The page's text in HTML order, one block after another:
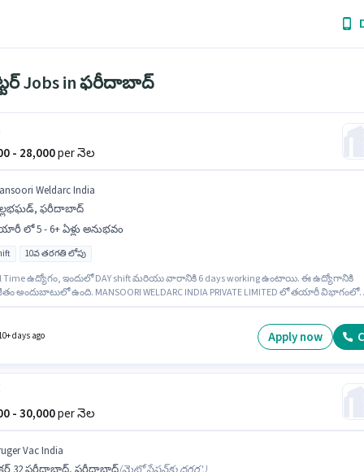
Jobs in ఫరీదాబాద్
- 28,000per నెల
Weldarc India
ఫరీదాబాద్
లో 5 - 6+ ఏళ్లు అనుభవం
10వ తరగతి లోపు
Time ఉద్యోగం, ఇందులో DAY shift మరియు వారానికి 6 days working ఉంటాయి. ఈ ఉద్యోగానికి
అందుబాటులో ఉంది. MANSOORI WELDARC INDIA PRIVATE LIMITED లో తయారీ విభాగంలో
ఉంటుంది. మీరు నెలకు ₹28000 వరకు సంపాదించవచ్చు.
days ago Apply now
- 30,000per నెల
Vac India